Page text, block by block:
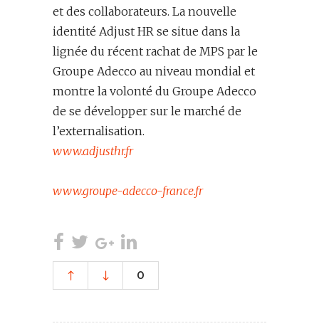
et des collaborateurs. La nouvelle
identité Adjust HR se situe dans la
lignée du récent rachat de MPS par le
Groupe Adecco au niveau mondial et
montre la volonté du Groupe Adecco
de se développer sur le marché de
l’externalisation.
www.adjusthr.fr
www.groupe-adecco-france.fr
0